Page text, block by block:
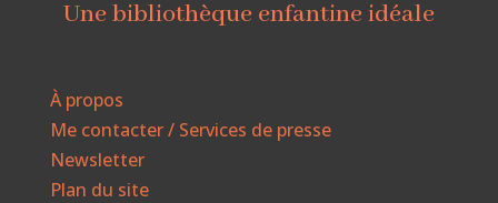
Une bibliothèque enfantine idéale
À propos
Me contacter / Services de presse
Newsletter
Plan du site